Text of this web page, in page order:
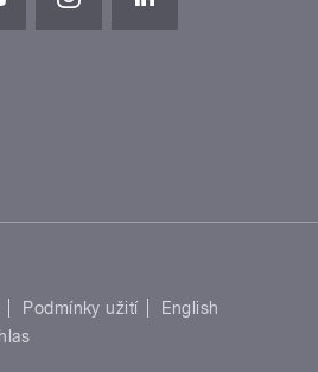
Podmínky užití
English